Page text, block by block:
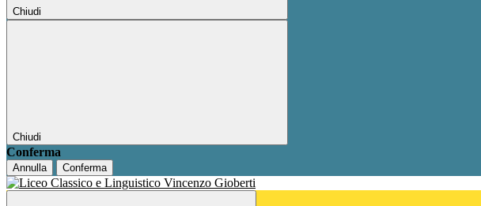
Chiudi
Chiudi
Conferma
Annulla Conferma